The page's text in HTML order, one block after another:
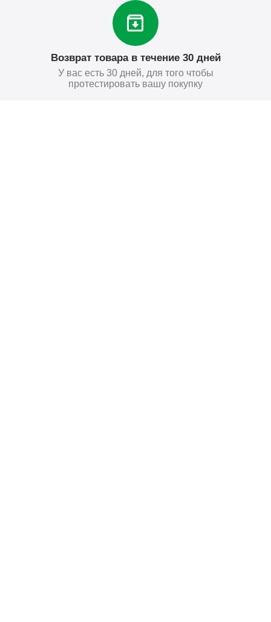
Возврат товара в течение 30 дней
У вас есть 30 дней, для того чтобы
протестировать вашу покупку